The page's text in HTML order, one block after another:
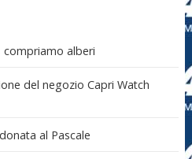
alberi
del negozio Capri Watch
al Pascale